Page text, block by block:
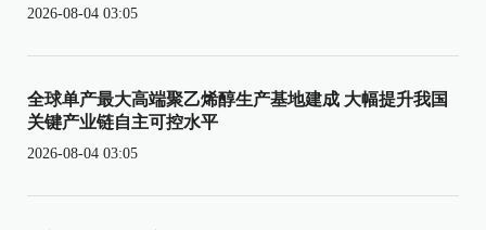
2026-08-04 03:05
全球单产最大高端聚乙烯醇生产基地建成 大幅提升我国
关键产业链自主可控水平
2026-08-04 03:05